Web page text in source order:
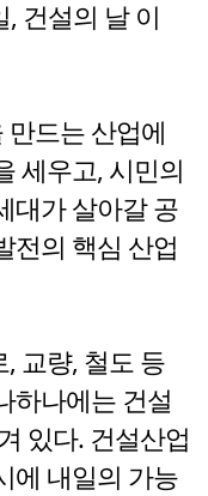
, 건설의 날 이
드는 산업에
세우고, 시민의
대가 살아갈 공
전의 핵심 산업
교량, 철도 등
하나에는 건설
있다. 건설산업
에 내일의 가능